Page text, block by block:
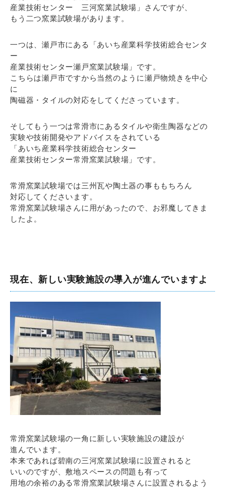
産業技術センター 三河窯業試験場」さんですが、
もう二つ窯業試験場があります。
一つは、瀬戸市にある「あいち産業科学技術総合センタ
ー
産業技術センター瀬戸窯業試験場」です。
こちらは瀬戸市ですから当然のように瀬戸物焼きを中心
に
陶磁器・タイルの対応をしてくださっています。
そしてもう一つは常滑市にあるタイルや衛生陶器などの
実験や技術開発やアドバイスをされている
「あいち産業科学技術総合センター
産業技術センター常滑窯業試験場」です。
常滑窯業試験場では三州瓦や陶土器の事ももちろん
対応してくださいます。
常滑窯業試験場さんに用があったので、お邪魔してきま
したよ。
現在、新しい実験施設の導入が進んでいますよ
常滑窯業試験場の一角に新しい実験施設の建設が
進んでいます。
本来であれば碧南の三河窯業試験場に設置されると
いいのですが、敷地スペースの問題も有って
用地の余裕のある常滑窯業試験場さんに設置されるよう